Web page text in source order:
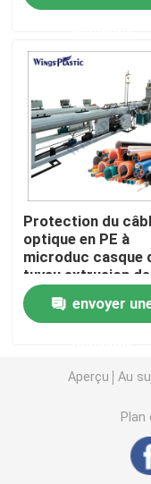
Machine
Machine
Chaîne de
Machine
Machine
Pp attachent la
Machine en
Protection du
optique en PE à
microduc casque
tuyau extrusion
ligne de
la machine à vis
envoyer
Aperçu Au
Plan